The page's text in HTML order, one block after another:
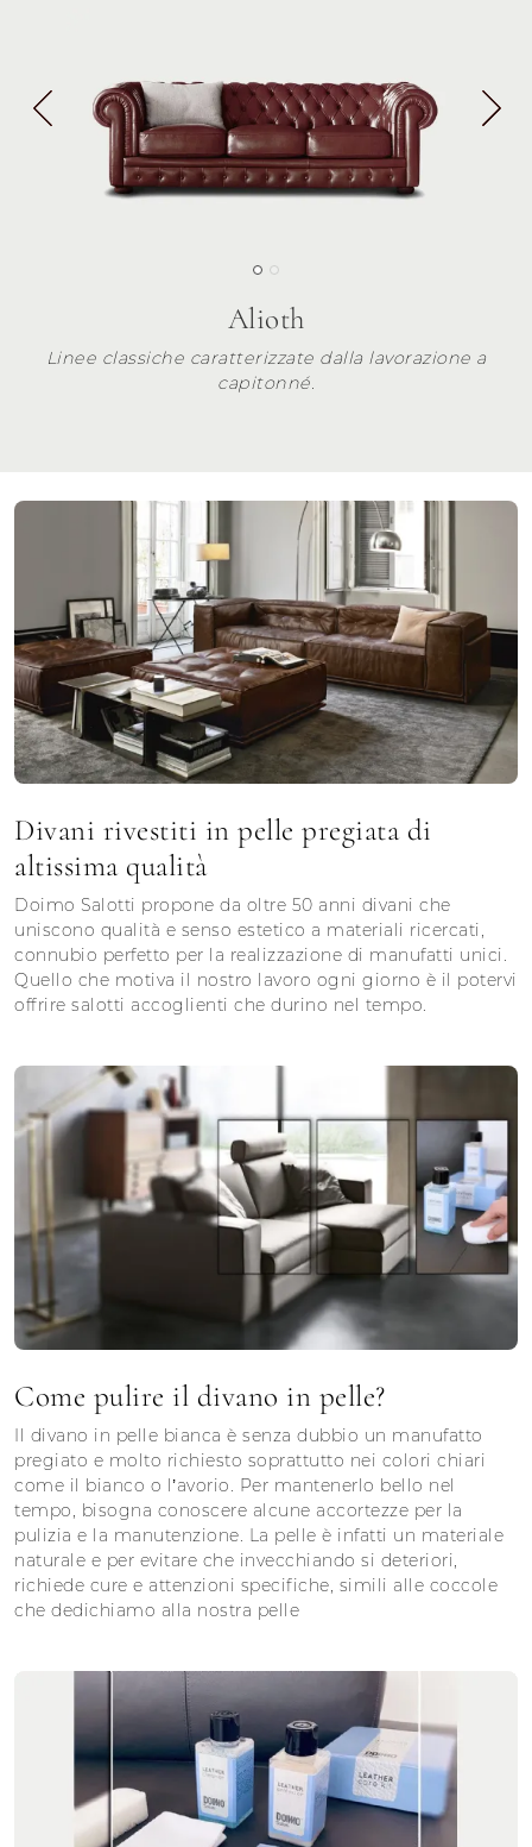
Alioth
Linee classiche caratterizzate dalla lavorazione a
capitonné.
Divani rivestiti in pelle pregiata di
altissima qualità
Doimo Salotti propone da oltre 50 anni divani che
uniscono qualità e senso estetico a materiali ricercati,
connubio perfetto per la realizzazione di manufatti unici.
Quello che motiva il nostro lavoro ogni giorno è il potervi
offrire salotti accoglienti che durino nel tempo.
Come pulire il divano in pelle?
Il divano in pelle bianca è senza dubbio un manufatto
pregiato e molto richiesto soprattutto nei colori chiari
come il bianco o l’avorio. Per mantenerlo bello nel
tempo, bisogna conoscere alcune accortezze per la
pulizia e la manutenzione. La pelle è infatti un materiale
naturale e per evitare che invecchiando si deteriori,
richiede cure e attenzioni specifiche, simili alle coccole
che dedichiamo alla nostra pelle